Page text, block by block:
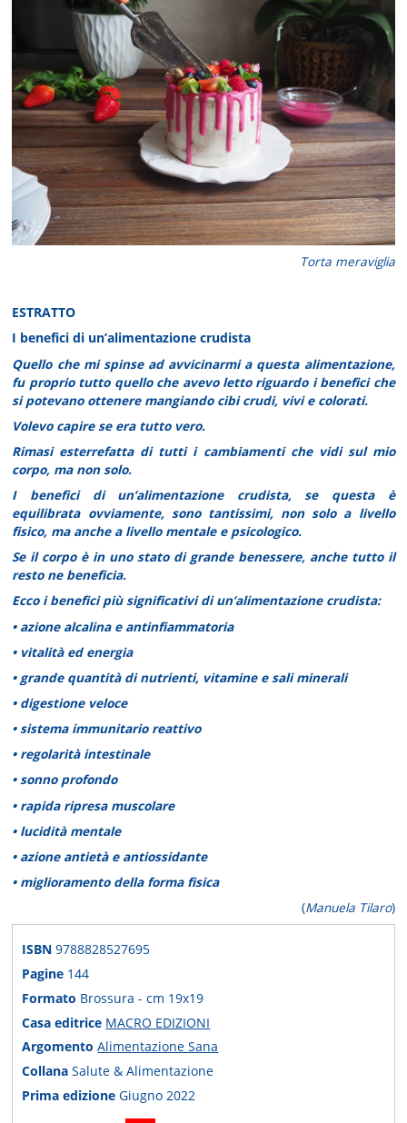
Torta meraviglia
ESTRATTO
I benefici di un’alimentazione crudista
Quello che mi spinse ad avvicinarmi a questa alimentazione,
fu proprio tutto quello che avevo letto riguardo i benefici che
si potevano ottenere mangiando cibi crudi, vivi e colorati.
Volevo capire se era tutto vero.
Rimasi esterrefatta di tutti i cambiamenti che vidi sul mio
corpo, ma non solo.
I benefici di un’alimentazione crudista, se questa è
equilibrata ovviamente, sono tantissimi, non solo a livello
fisico, ma anche a livello mentale e psicologico.
Se il corpo è in uno stato di grande benessere, anche tutto il
resto ne beneficia.
Ecco i benefici più significativi di un’alimentazione crudista:
• azione alcalina e antinfiammatoria
• vitalità ed energia
• grande quantità di nutrienti, vitamine e sali minerali
• digestione veloce
• sistema immunitario reattivo
• regolarità intestinale
• sonno profondo
• rapida ripresa muscolare
• lucidità mentale
• azione antietà e antiossidante
• miglioramento della forma fisica
(Manuela Tilaro)
ISBN9788828527695
Pagine 144
Formato Brossura - cm 19x19
Casa editrice MACRO EDIZIONI
ArgomentoAlimentazione Sana
CollanaSalute & Alimentazione
Prima edizioneGiugno 2022